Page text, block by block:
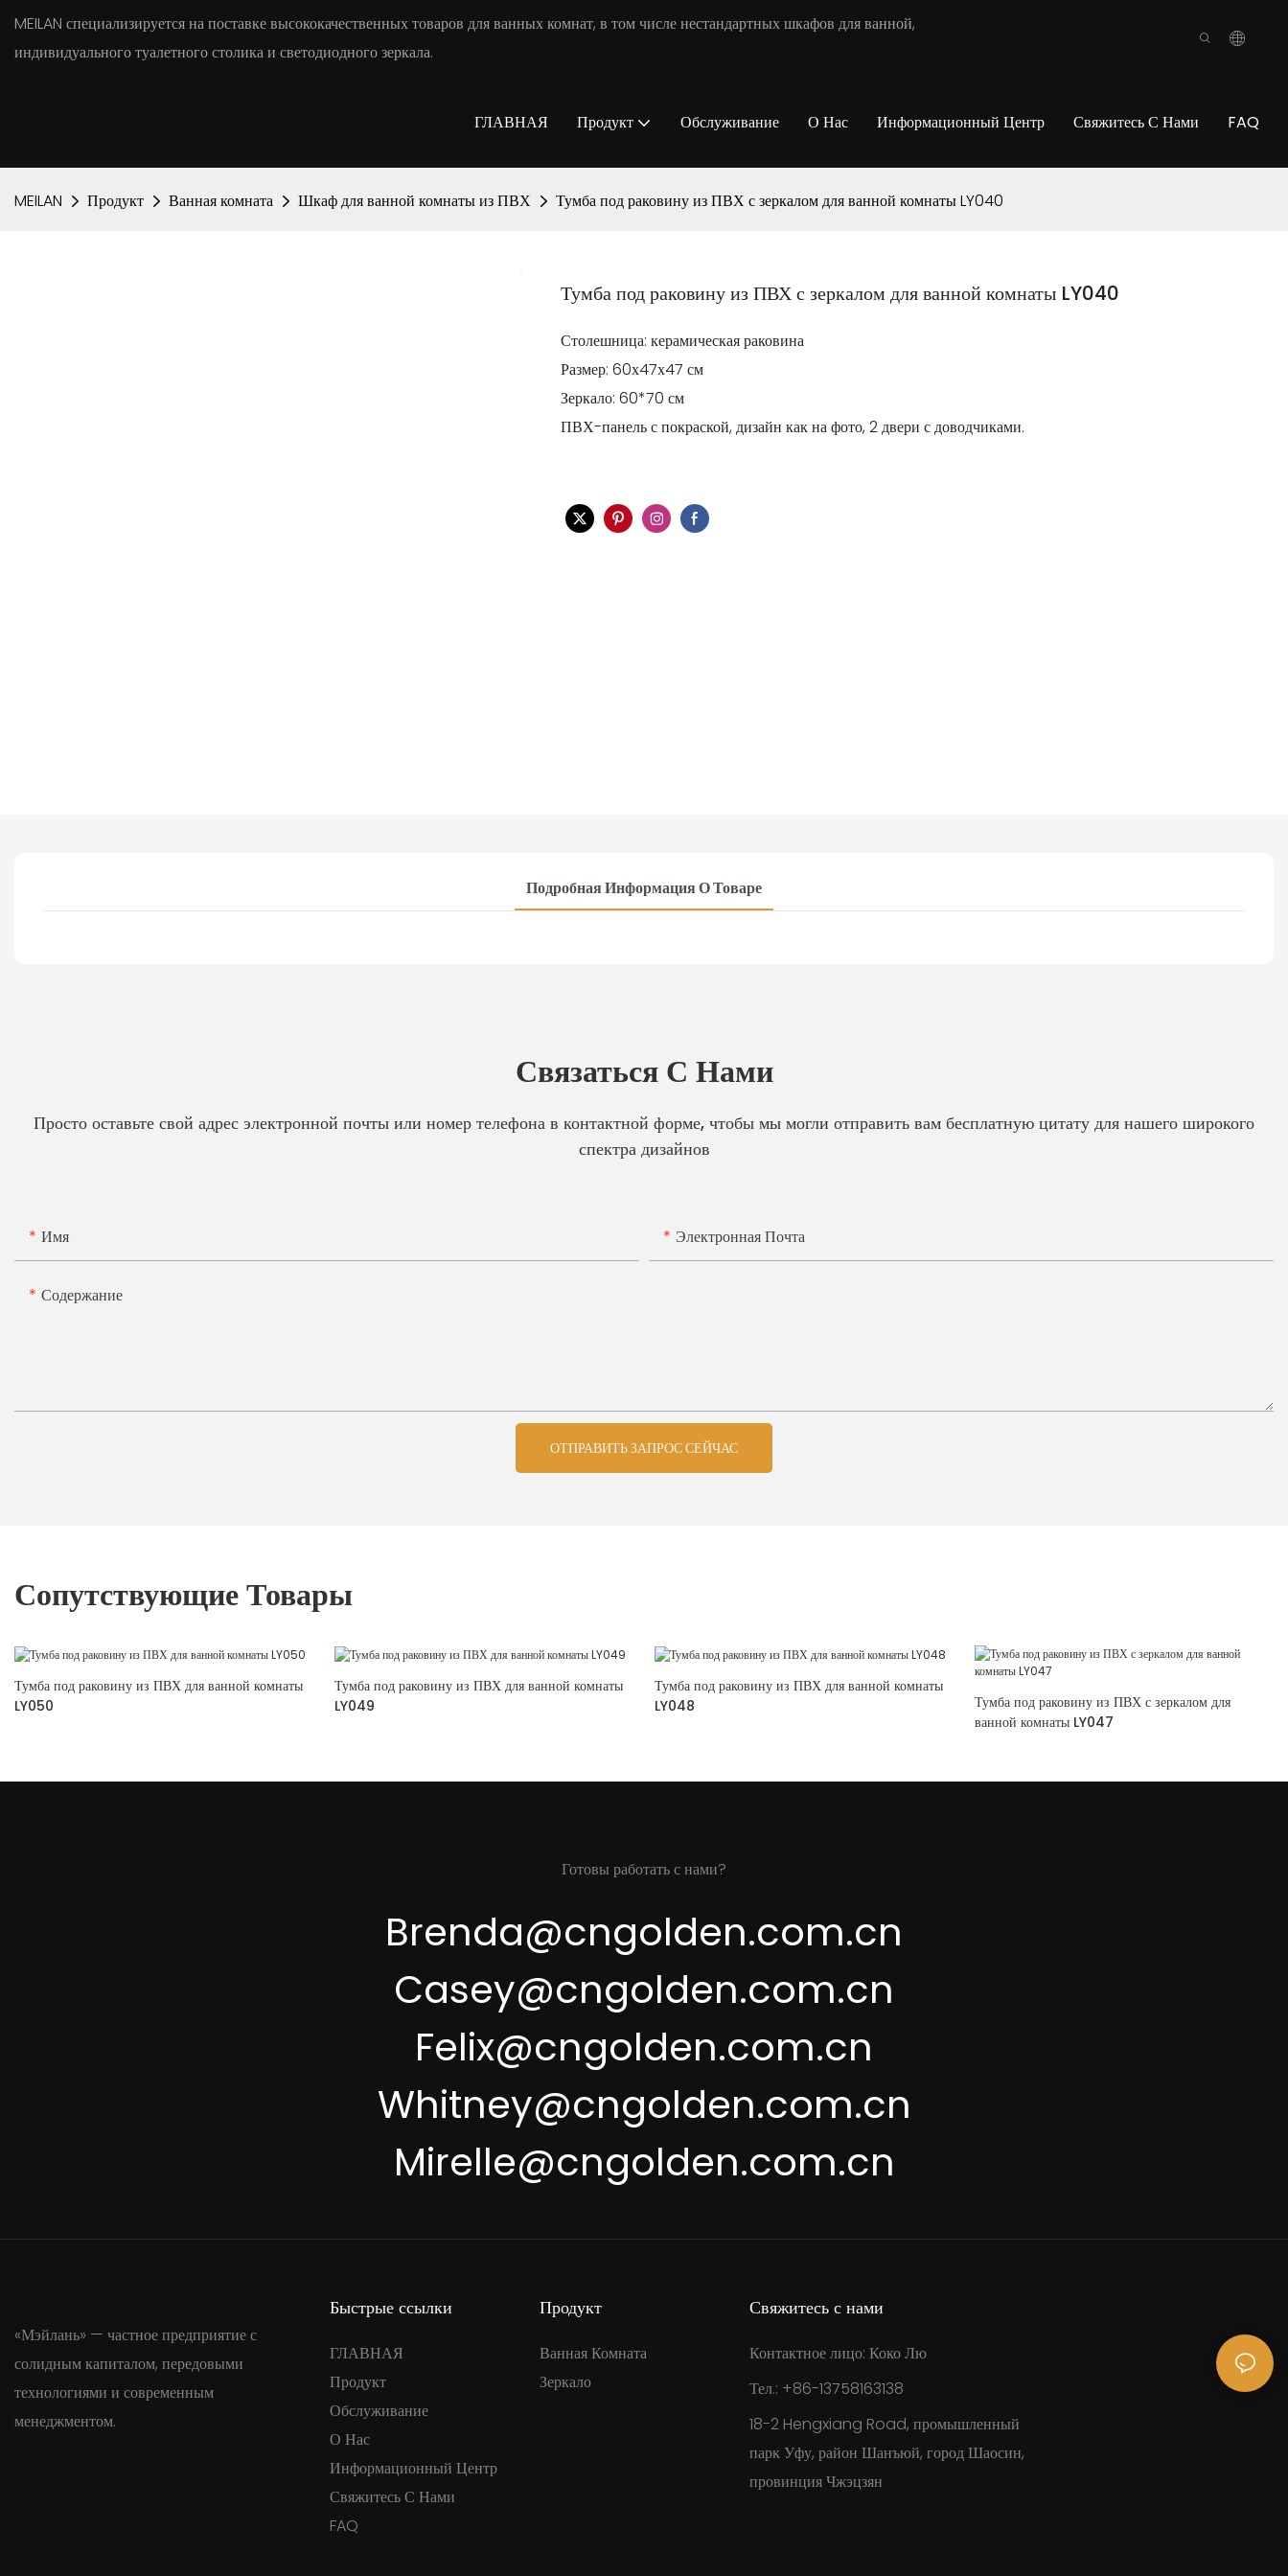
MEILAN специализируется на поставке высококачественных товаров для ванных комнат, в том числе нестандартных шкафов для ванной,
индивидуального туалетного столика и светодиодного зеркала.
ГЛАВНАЯ Продукт Обслуживание О Нас Информационный Центр Свяжитесь С Нами FAQ
MEILAN Продукт Ванная комната Шкаф для ванной комнаты из ПВХ Тумба под раковину из ПВХ с зеркалом для ванной комнаты LY040
Тумба под раковину из ПВХ с зеркалом для ванной комнаты LY040
Столешница: керамическая раковина
Размер: 60х47х47 см
Зеркало: 60*70 см
ПВХ-панель с покраской, дизайн как на фото, 2 двери с доводчиками.
Подробная Информация О Товаре
Связаться С Нами
Просто оставьте свой адрес электронной почты или номер телефона в контактной форме, чтобы мы могли отправить вам бесплатную цитату для нашего широкого
спектра дизайнов
Имя Электронная Почта
Содержание
ОТПРАВИТЬ ЗАПРОС СЕЙЧАС
Сопутствующие Товары
Тумба под раковину из ПВХ для ванной комнаты
LY050
Тумба под раковину из ПВХ для ванной комнаты
LY049
Тумба под раковину из ПВХ для ванной комнаты
LY048
Тумба под раковину из ПВХ с зеркалом для
ванной комнаты LY047
Готовы работать с нами?
Brenda@cngolden.com.cn
Casey@cngolden.com.cn
Felix@cngolden.com.cn
Whitney@cngolden.com.cn
Mirelle@cngolden.com.cn
«Мэйлань» — частное предприятие с
солидным капиталом, передовыми
технологиями и современным
менеджментом.
Быстрые ссылки
ГЛАВНАЯ
Продукт
Обслуживание
О Нас
Информационный Центр
Свяжитесь С Нами
FAQ
Продукт
Ванная Комната
Зеркало
Свяжитесь с нами
Контактное лицо: Коко Лю
Тел.: +86-13758163138
18-2 Hengxiang Road, промышленный
парк Уфу, район Шанъюй, город Шаосин,
провинция Чжэцзян